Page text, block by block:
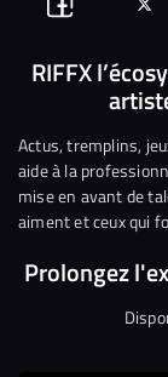
Suivez-
nous
RIFFX
Actus, tremplins,
aide à la
mise en avant de
aiment et ceux qui
Prolongez